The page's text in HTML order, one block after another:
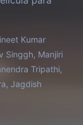
ajustados, la
sueños
ciudad.
Kumar
Singgh, Manjiri
Tripathi,
Jagdish